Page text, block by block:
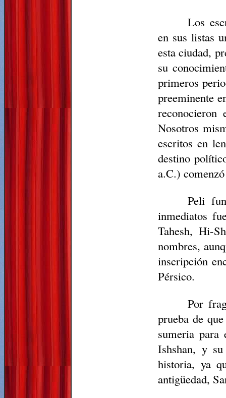
Los
en sus listas
esta ciudad,
su
primeros
preeminente
Nosotros
escritos en
destino
a.C.)
Peli
inmediatos
Tahesh, Hi-
nombres,
inscripción
Pérsico.
Por
prueba de
sumeria
Ishshan, y
historia, ya
antigüedad,